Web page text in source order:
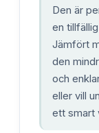
Den är
en
Jämfört
den
och
eller vill
ett smart